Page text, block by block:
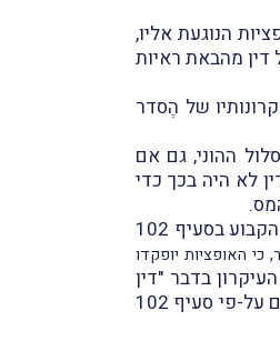
הנוגעת אליו,
מהבאת ראיות
של הֶסדר
ההוני, גם אם
לא היה בכך כדי
באשר להחלת העיקרון של "דין הפיצוי כדין הפרצה", כפי שביקש המערער לעשות, קבע השופט בורנשטין, כי על-מנת ליהנות מההסדר המיוחד הקבוע בסעיף 102
האופציות יופקדו
בדבר "דין
של התנאים הנדרשים על-פי סעיף 102